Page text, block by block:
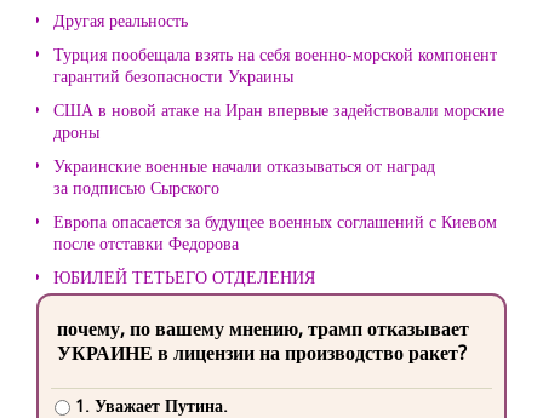
Другая реальность
Турция пообещала взять на себя военно-морской компонент
гарантий безопасности Украины
США в новой атаке на Иран впервые задействовали морские
дроны
Украинские военные начали отказываться от наград
за подписью Сырского
Европа опасается за будущее военных соглашений с Киевом
после отставки Федорова
ЮБИЛЕЙ ТЕТЬЕГО ОТДЕЛЕНИЯ
почему, по вашему мнению, трамп отказывает
УКРАИНЕ в лицензии на производство ракет?
1. Уважает Путина.